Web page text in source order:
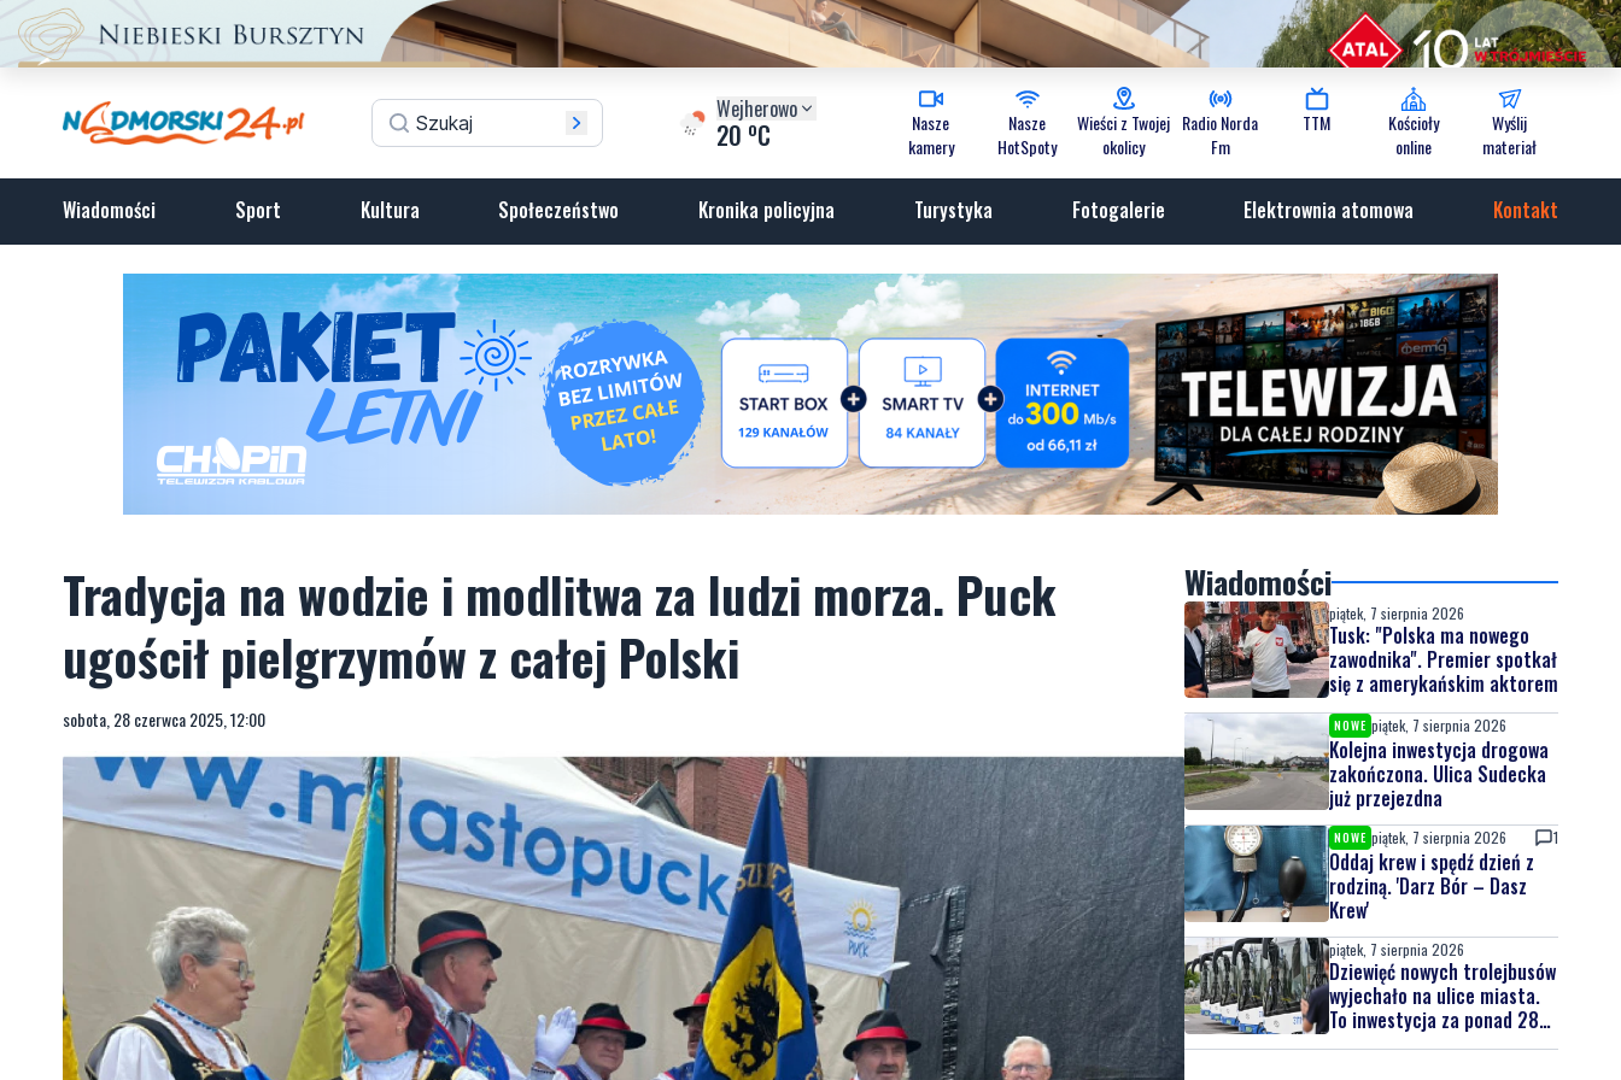
Wejherowo
20 oC
Nasze
kamery
Nasze
HotSpoty
Wieści z Twojej
okolicy
Radio Norda
Fm
TTM
Kościoły
online
Wyślij
materiał
Wiadomości Sport Kultura Społeczeństwo Kronika policyjna Turystyka Fotogalerie Elektrownia atomowa Kontakt
Tradycja na wodzie i modlitwa za ludzi morza. Puck
ugościł pielgrzymów z całej Polski
sobota, 28 czerwca 2025, 12:00
Wiadomości
piątek, 7 sierpnia 2026
Tusk: "Polska ma nowego
zawodnika". Premier spotkał
się z amerykańskim aktorem
NOWE piątek, 7 sierpnia 2026
Kolejna inwestycja drogowa
zakończona. Ulica Sudecka
już przejezdna
NOWE piątek, 7 sierpnia 2026 1
Oddaj krew i spędź dzień z
rodziną. 'Darz Bór – Dasz
Krew'
piątek, 7 sierpnia 2026
Dziewięć nowych trolejbusów
wyjechało na ulice miasta.
To inwestycja za ponad 28
mln zł